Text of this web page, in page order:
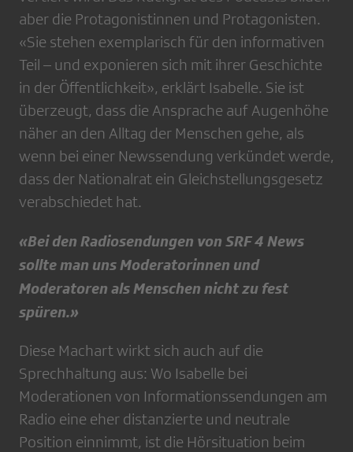
aber die Protagonistinnen und Protagonisten.
«Sie stehen exemplarisch für den informativen
Teil – und exponieren sich mit ihrer Geschichte
in der Öffentlichkeit», erklärt Isabelle. Sie ist
überzeugt, dass die Ansprache auf Augenhöhe
näher an den Alltag der Menschen gehe, als
wenn bei einer Newssendung verkündet werde,
dass der Nationalrat ein Gleichstellungsgesetz
verabschiedet hat.
«Bei den Radiosendungen von SRF 4 News
sollte man uns Moderatorinnen und
Moderatoren als Menschen nicht zu fest
spüren.»
Diese Machart wirkt sich auch auf die
Sprechhaltung aus: Wo Isabelle bei
Moderationen von Informationssendungen am
Radio eine eher distanzierte und neutrale
Position einnimmt, ist die Hörsituation beim